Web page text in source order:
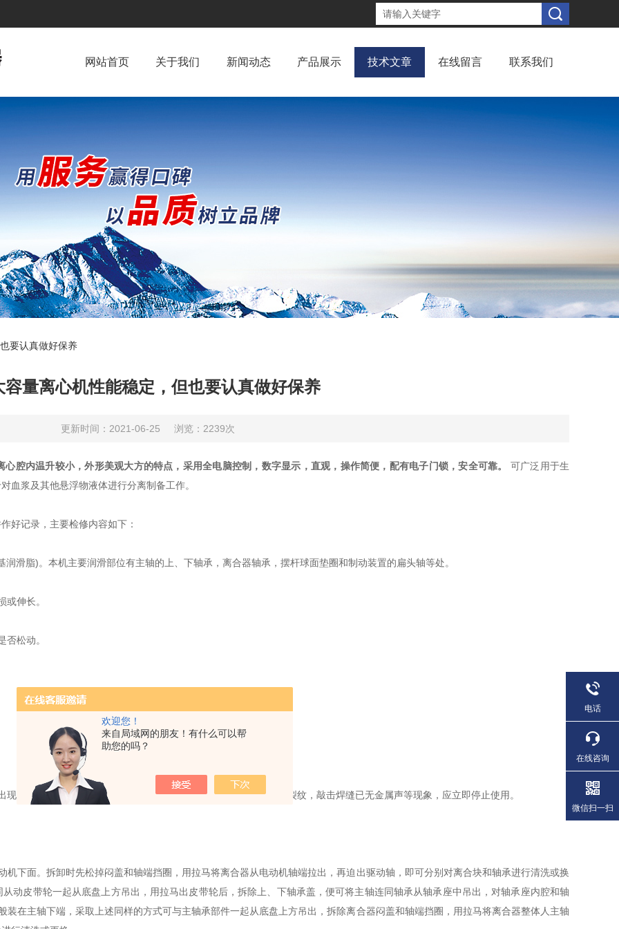
欢迎您！
来自局域网的朋友！有什么可以帮
助您的吗？
网站首页 关于我们 新闻动态 产品展示 技术文章 在线留言 联系我们
要认真做好保养
容量离心机性能稳定，但也要认真做好保养
更新时间：2021-06-25 浏览：2239次
腔内温升较小，外形美观大方的特点，采用全电脑控制，数字显示，直观，操作简便，配有电子门锁，安全可靠。
可广泛用于生
血浆及其他悬浮物液体进行分离制备工作。
记录，主要检修内容如下：
脂)。本机主要润滑部位有主轴的上、下轴承，离合器轴承，摆杆球面垫圈和制动装置的扁头轴等处。
伸长。
松动。
缝明显减薄或呈黑色蜂窝状微孔组织、焊缝与母材界面有明显裂纹，敲击焊缝已无金属声等现象，应立即停止使用。
面。拆卸时先松掉闷盖和轴端挡圈，用拉马将离合器从电动机轴端拉出，再迫出驱动轴，即可分别对离合块和轴承进行清洗或换
动皮带轮一起从底盘上方吊出，用拉马出皮带轮后，拆除上、下轴承盖，便可将主轴连同轴承从轴承座中吊出，对轴承座内腔和轴
在主轴下端，采取上述同样的方式可与主轴承部件一起从底盘上方吊出，拆除离合器闷盖和轴端挡圈，用拉马将离合器整体人主轴
电话
在线咨询
微信扫一扫